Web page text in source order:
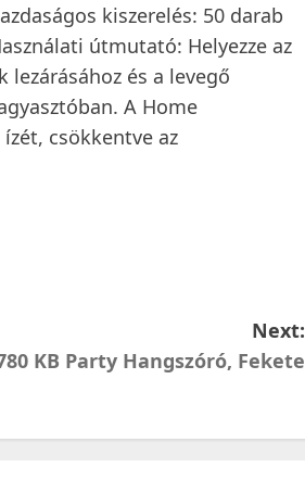
kiszerelés: 50 darab
útmutató: Helyezze az
és a levegő
A Home
csökkentve az
Next:
KB Party Hangszóró, Fekete